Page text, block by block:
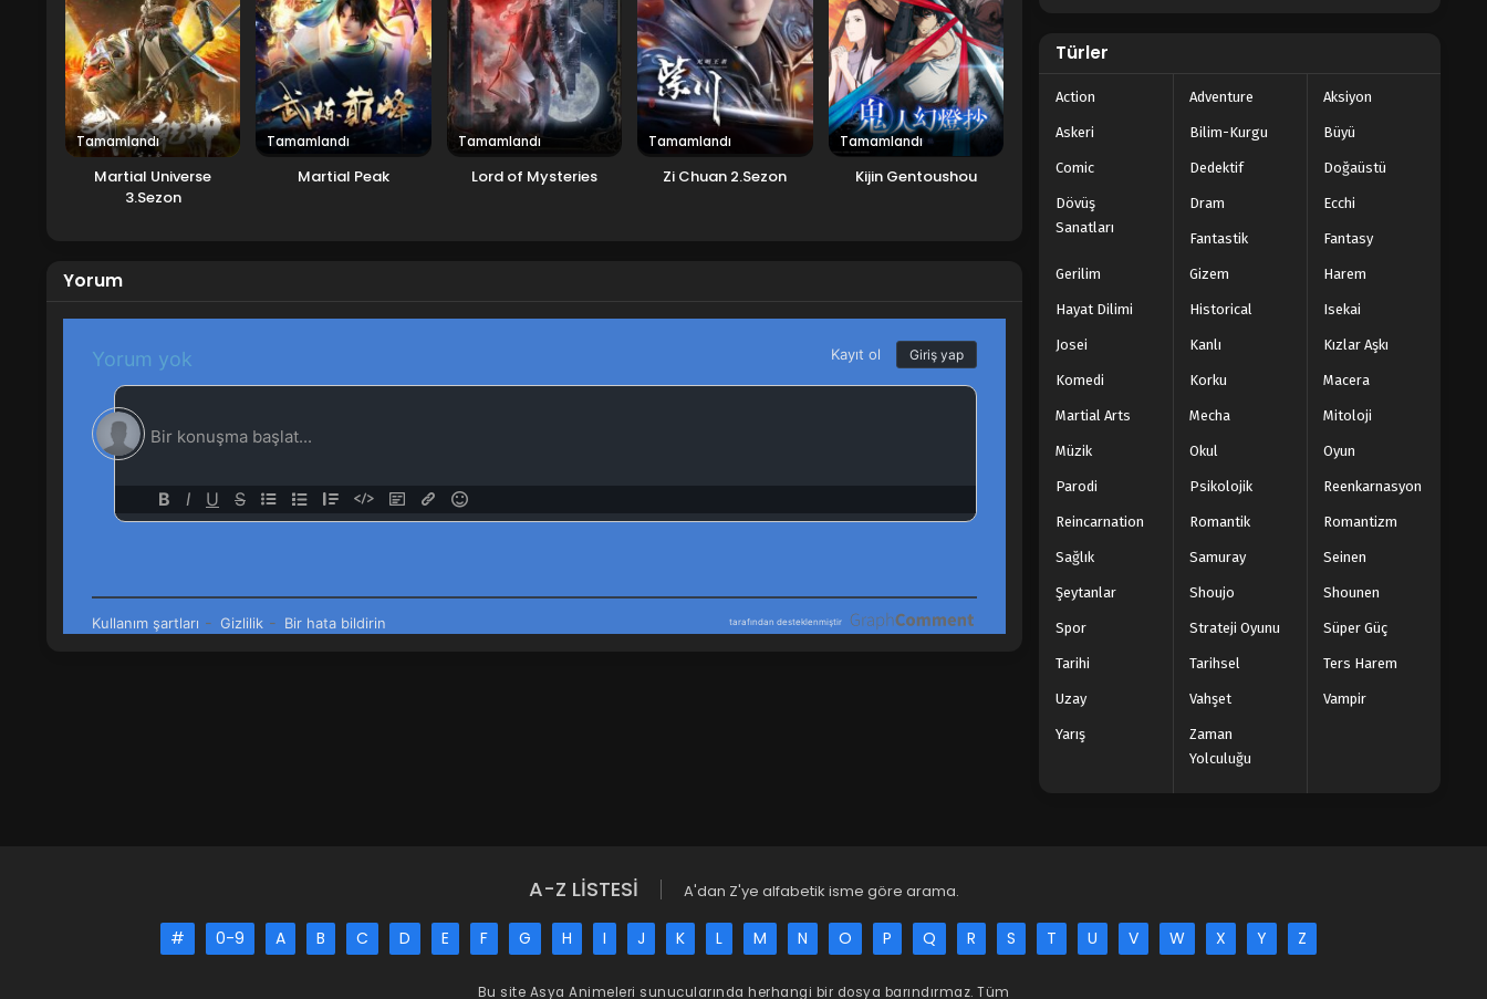
Tamamlandı
Martial Universe
3.Sezon
Tamamlandı
Martial Peak
Tamamlandı
Lord of Mysteries
Tamamlandı
Zi Chuan 2.Sezon
Tamamlandı
Kijin Gentoushou
Yorum
Türler
Action Adventure Aksiyon
Askeri Bilim-Kurgu Büyü
Comic Dedektif Doğaüstü
Dövüş
Sanatları
Dram Ecchi
Fantastik Fantasy
Gerilim Gizem Harem
Hayat Dilimi Historical Isekai
Josei Kanlı Kızlar Aşkı
Komedi Korku Macera
Martial Arts Mecha Mitoloji
Müzik Okul Oyun
Parodi Psikolojik Reenkarnasyon
Reincarnation Romantik Romantizm
Sağlık Samuray Seinen
Şeytanlar Shoujo Shounen
Spor Strateji Oyunu Süper Güç
Tarihi Tarihsel Ters Harem
Uzay Vahşet Vampir
Yarış
Zaman
Yolculuğu
A-Z LİSTESİ A'dan Z'ye alfabetik isme göre arama.
# 0-9 A B C D E F G H I J K L M N O P Q R S T U V W X Y Z
Bu site Asya Animeleri sunucularında herhangi bir dosya barındırmaz. Tüm